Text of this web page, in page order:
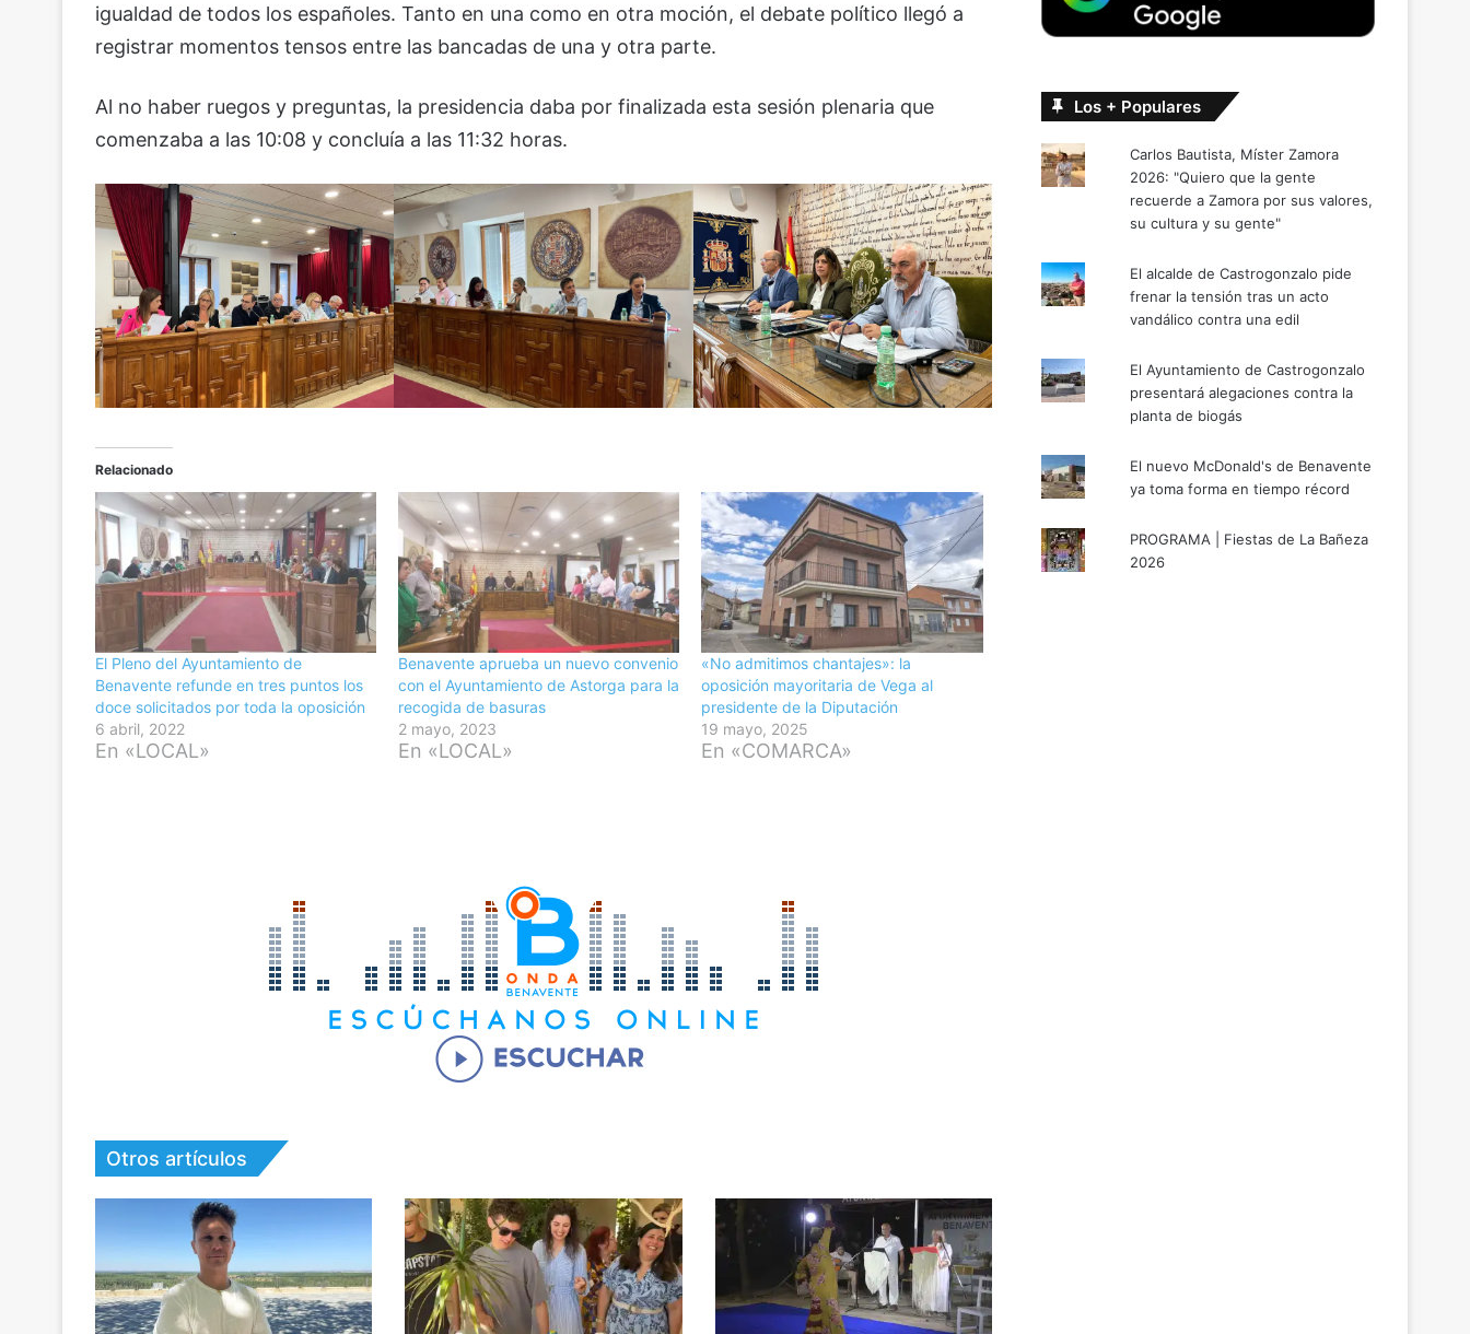
igualdad de todos los españoles. Tanto en una como en otra moción, el debate político llegó a
registrar momentos tensos entre las bancadas de una y otra parte.
Al no haber ruegos y preguntas, la presidencia daba por finalizada esta sesión plenaria que
comenzaba a las 10:08 y concluía a las 11:32 horas.
Relacionado
El Pleno del Ayuntamiento de
Benavente refunde en tres puntos los
doce solicitados por toda la oposición
6 abril, 2022
En «LOCAL»
Benavente aprueba un nuevo convenio
con el Ayuntamiento de Astorga para la
recogida de basuras
2 mayo, 2023
En «LOCAL»
«No admitimos chantajes»: la
oposición mayoritaria de Vega al
presidente de la Diputación
19 mayo, 2025
En «COMARCA»
Otros artículos
Los + Populares
Carlos Bautista, Míster Zamora
2026: "Quiero que la gente
recuerde a Zamora por sus valores,
su cultura y su gente"
El alcalde de Castrogonzalo pide
frenar la tensión tras un acto
vandálico contra una edil
El Ayuntamiento de Castrogonzalo
presentará alegaciones contra la
planta de biogás
El nuevo McDonald's de Benavente
ya toma forma en tiempo récord
PROGRAMA | Fiestas de La Bañeza
2026